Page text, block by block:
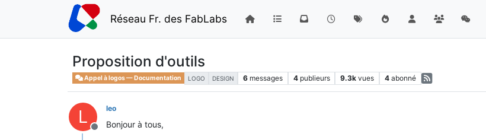
Réseau Fr. des FabLabs
Proposition d'outils
Appel à logos — Documentation LOGO DESIGN 6 messages 4 publieurs 9.3k vues 4 abonné
L
Hors-ligne
leo
Bonjour à tous,